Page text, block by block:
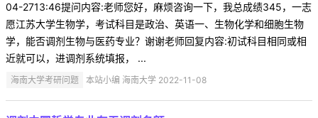
04-2713:46提问内容:老师您好，麻烦咨询一下，我总成绩345，一志
愿江苏大学生物学，考试科目是政治、英语一、生物化学和细胞生物
学，能否调剂生物与医药专业？谢谢老师回复内容:初试科目相同或相
近就可以，进调剂系统填报， ...
海南大学考研问题 本站小编 海南大学 2022-11-08